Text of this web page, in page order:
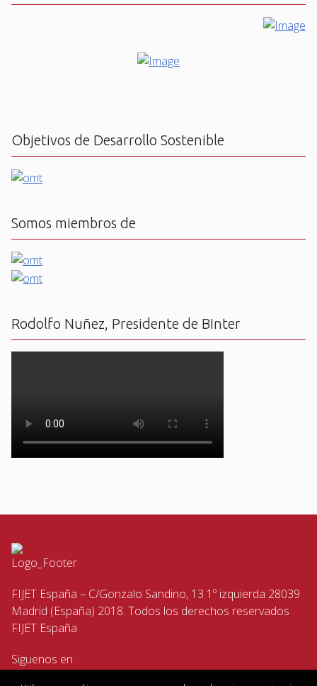
Objetivos de Desarrollo Sostenible
Somos miembros de
Rodolfo Nuñez, Presidente de BInter
FIJET España – C/Gonzalo Sandino, 13 1º izquierda 28039
Madrid (España) 2018. Todos los derechos reservados
FIJET España
Siguenos en